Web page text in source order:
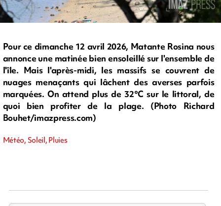
Pour ce dimanche 12 avril 2026, Matante Rosina nous
annonce une matinée bien ensoleillé sur l'ensemble de
l'île. Mais l'après-midi, les massifs se couvrent de
nuages menaçants qui lâchent des averses parfois
marquées. On attend plus de 32°C sur le littoral, de
quoi bien profiter de la plage. (Photo Richard
Bouhet/imazpress.com)
Météo, Soleil, Pluies